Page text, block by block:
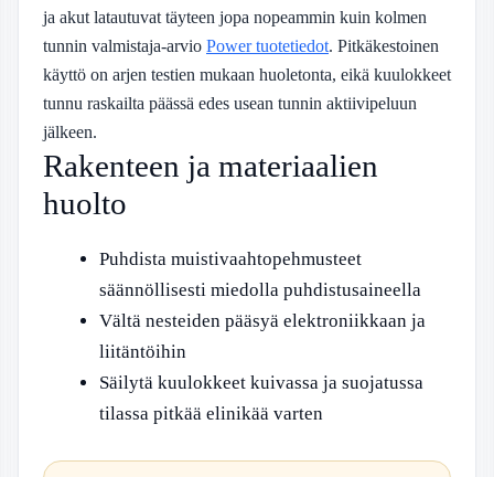
ja akut latautuvat täyteen jopa nopeammin kuin kolmen
tunnin valmistaja-arvio Power tuotetiedot. Pitkäkestoinen
käyttö on arjen testien mukaan huoletonta, eikä kuulokkeet
tunnu raskailta päässä edes usean tunnin aktiivipeluun
jälkeen.
Rakenteen ja materiaalien
huolto
Puhdista muistivaahtopehmusteet
säännöllisesti miedolla puhdistusaineella
Vältä nesteiden pääsyä elektroniikkaan ja
liitäntöihin
Säilytä kuulokkeet kuivassa ja suojatussa
tilassa pitkää elinikää varten